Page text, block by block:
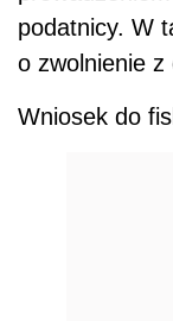
podatnicy. W
o zwolnienie z
Wniosek do